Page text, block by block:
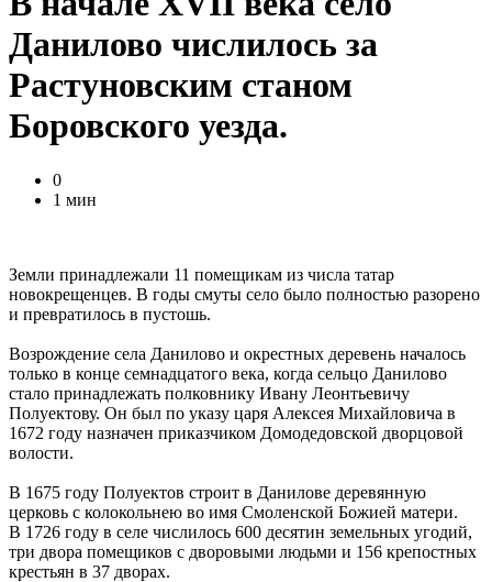
Данилово числилось за
Растуновским станом
Боровского уезда.
0
1 мин
Земли принадлежали 11 помещикам из числа татар
новокрещенцев. В годы смуты село было полностью разорено
и превратилось в пустошь.
Возрождение села Данилово и окрестных деревень началось
только в конце семнадцатого века, когда сельцо Данилово
стало принадлежать полковнику Ивану Леонтьевичу
Полуектову. Он был по указу царя Алексея Михайловича в
1672 году назначен приказчиком Домодедовской дворцовой
волости.
В 1675 году Полуектов строит в Данилове деревянную
церковь с колокольнею во имя Смоленской Божией матери.
В 1726 году в селе числилось 600 десятин земельных угодий,
три двора помещиков с дворовыми людьми и 156 крепостных
крестьян в 37 дворах.